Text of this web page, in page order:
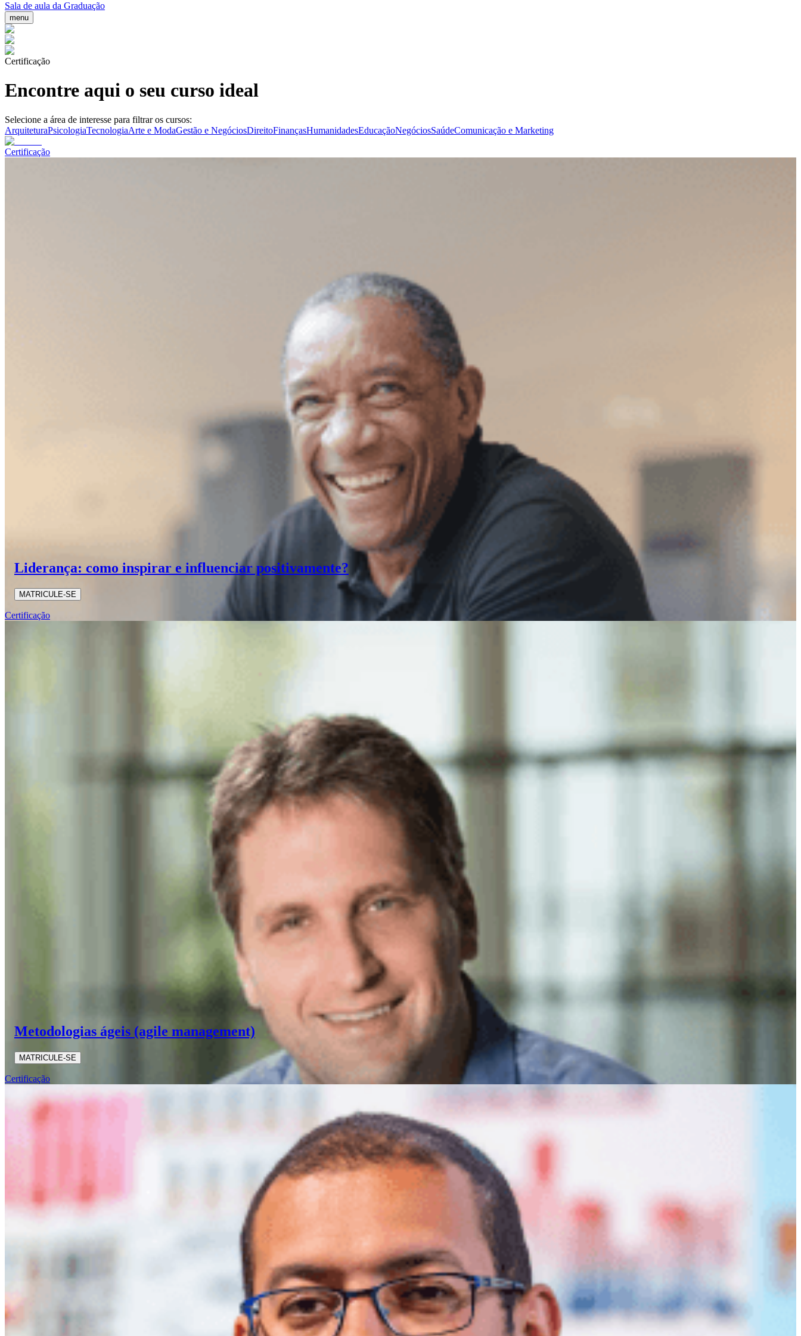
Sala de aula da Graduação
menu
Certificação
Encontre aqui o seu curso ideal
Selecione a área de interesse para filtrar os cursos:
ArquiteturaPsicologiaTecnologiaArte e ModaGestão e NegóciosDireitoFinançasHumanidadesEducaçãoNegóciosSaúdeComunicação e Marketing
Certificação
Liderança: como inspirar e influenciar positivamente?
MATRICULE-SE
Certificação
Metodologias ágeis (agile management)
MATRICULE-SE
Certificação